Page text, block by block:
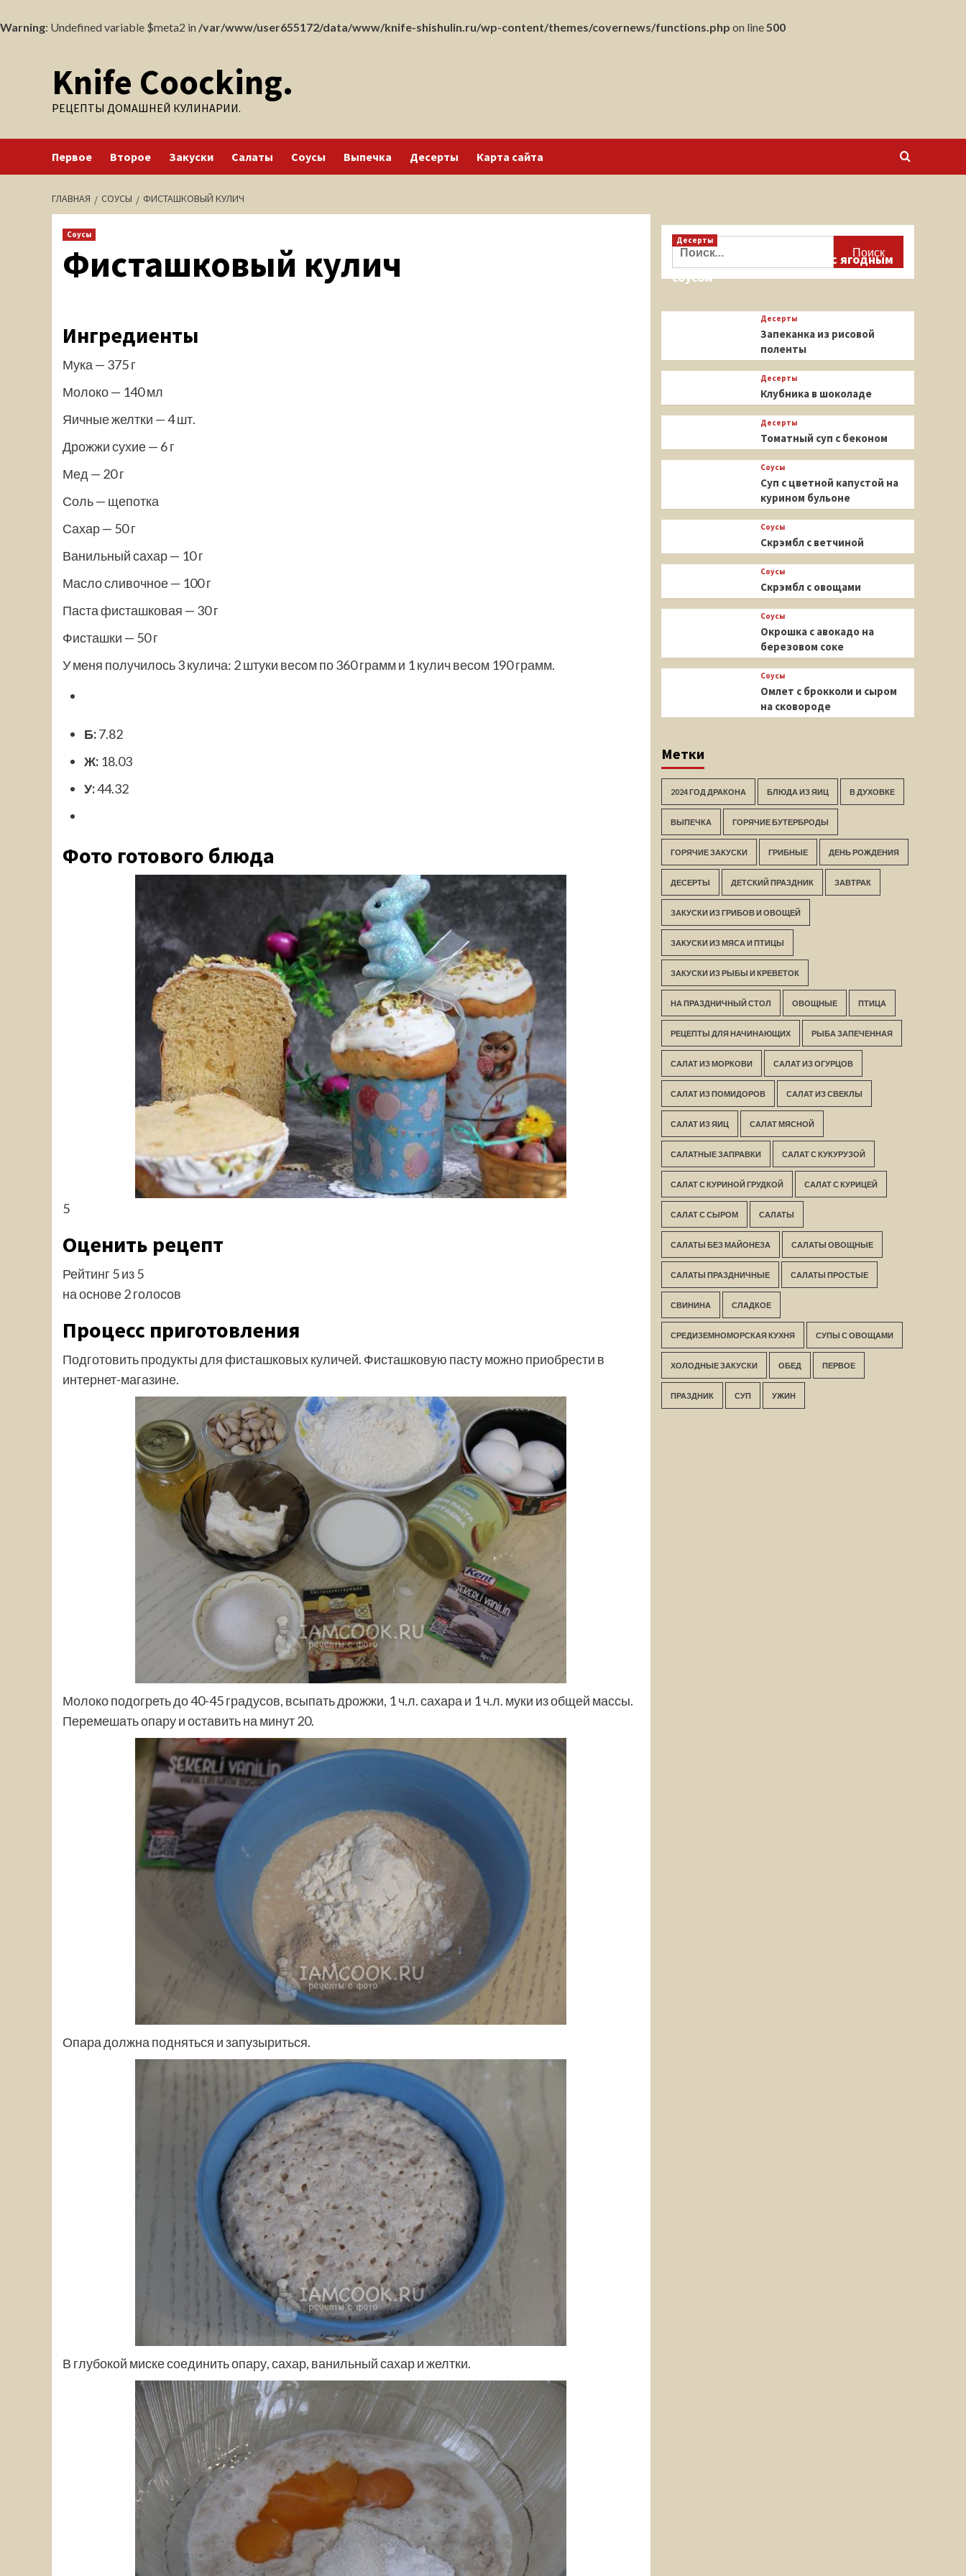
Warning: Undefined variable $meta2 in /var/www/user655172/data/www/knife-shishulin.ru/wp-content/themes/covernews/functions.php on line500
содержимомуKnife Coocking.
РЕЦЕПТЫ ДОМАШНЕЙ КУЛИНАРИИ.
Первое Второе Закуски Салаты Соусы Выпечка Десерты Карта сайта
ГЛАВНАЯ СОУСЫ ФИСТАШКОВЫЙ КУЛИЧ
Соусы
Фисташковый кулич
Ингредиенты
Мука — 375 г
Молоко — 140 мл
Яичные желтки — 4 шт.
Дрожжи сухие — 6 г
Мед — 20 г
Соль — щепотка
Сахар — 50 г
Ванильный сахар — 10 г
Масло сливочное — 100 г
Паста фисташковая — 30 г
Фисташки — 50 г
У меня получилось 3 кулича: 2 штуки весом по 360 грамм и 1 кулич весом 190 грамм.
Б:7.82
Ж: 18.03
У:44.32
Фото готового блюда
5
Оценить рецепт
Рейтинг 5 из 5
на основе 2 голосов
Процесс приготовления
Подготовить продукты для фисташковых куличей. Фисташковую пасту можно приобрести в
интернет-магазине.
Молоко подогреть до 40-45 градусов, всыпать дрожжи, 1 ч.л. сахара и 1 ч.л. муки из общей массы.
Перемешать опару и оставить на минут 20.
Опара должна подняться и запузыриться.
В глубокой миске соединить опару, сахар, ванильный сахар и желтки.
Найти:
Десерты
Кекс на миндальной муке с ягодным
соусом
Десерты
Запеканка из рисовой
поленты
Десерты
Клубника в шоколаде
Десерты
Томатный суп с беконом
Соусы
Суп с цветной капустой на
курином бульоне
Соусы
Скрэмбл с ветчиной
Соусы
Скрэмбл с овощами
Соусы
Окрошка с авокадо на
березовом соке
Соусы
Омлет с брокколи и сыром
на сковороде
Метки
2024 ГОД ДРАКОНА БЛЮДА ИЗ ЯИЦ В ДУХОВКЕ
ВЫПЕЧКА ГОРЯЧИЕ БУТЕРБРОДЫ
ГОРЯЧИЕ ЗАКУСКИ ГРИБНЫЕ ДЕНЬ РОЖДЕНИЯ
ДЕСЕРТЫ ДЕТСКИЙ ПРАЗДНИК ЗАВТРАК
ЗАКУСКИ ИЗ ГРИБОВ И ОВОЩЕЙ
ЗАКУСКИ ИЗ МЯСА И ПТИЦЫ
ЗАКУСКИ ИЗ РЫБЫ И КРЕВЕТОК
НА ПРАЗДНИЧНЫЙ СТОЛ ОВОЩНЫЕ ПТИЦА
РЕЦЕПТЫ ДЛЯ НАЧИНАЮЩИХ РЫБА ЗАПЕЧЕННАЯ
САЛАТ ИЗ МОРКОВИ САЛАТ ИЗ ОГУРЦОВ
САЛАТ ИЗ ПОМИДОРОВ САЛАТ ИЗ СВЕКЛЫ
САЛАТ ИЗ ЯИЦ САЛАТ МЯСНОЙ
САЛАТНЫЕ ЗАПРАВКИ САЛАТ С КУКУРУЗОЙ
САЛАТ С КУРИНОЙ ГРУДКОЙ САЛАТ С КУРИЦЕЙ
САЛАТ С СЫРОМ САЛАТЫ
САЛАТЫ БЕЗ МАЙОНЕЗА САЛАТЫ ОВОЩНЫЕ
САЛАТЫ ПРАЗДНИЧНЫЕ САЛАТЫ ПРОСТЫЕ
СВИНИНА СЛАДКОЕ
СРЕДИЗЕМНОМОРСКАЯ КУХНЯ СУПЫ С ОВОЩАМИ
ХОЛОДНЫЕ ЗАКУСКИ ОБЕД ПЕРВОЕ
ПРАЗДНИК СУП УЖИН